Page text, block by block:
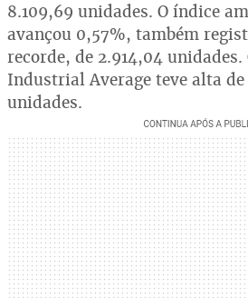
8.109,69 unidades. O índice
avançou 0,57%, também
recorde, de 2.914,04 unidades.
Industrial Average teve alta de
unidades.